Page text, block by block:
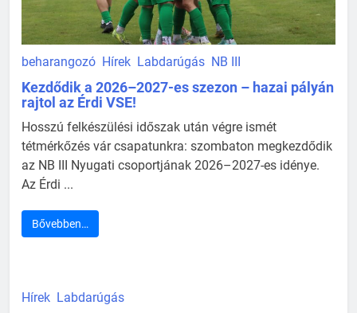
beharangozó Hírek Labdarúgás NB III
Kezdődik a 2026–2027-es szezon – hazai pályán
rajtol az Érdi VSE!
Hosszú felkészülési időszak után végre ismét
tétmérkőzés vár csapatunkra: szombaton megkezdődik
az NB III Nyugati csoportjának 2026–2027-es idénye.
Az Érdi ...
Bővebben…
Hírek Labdarúgás